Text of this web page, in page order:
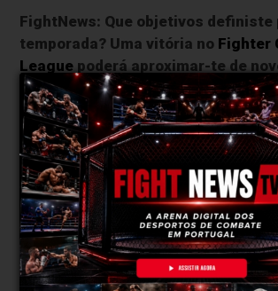
FightNews: Que objetivos definiste
temporada? Uma vitória no Fighter
League poderá aproximar-te de
nacionais ou internacionais?
Por enquanto, ainda não há nada
Este evento será importante para
compreender como estou
uma cage a competir emMMA.Já
muitas outras modalidades
é nesta que vou realmente poder
minha performance e perceber